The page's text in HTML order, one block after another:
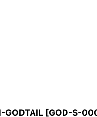
GODTAIL [GOD-S-